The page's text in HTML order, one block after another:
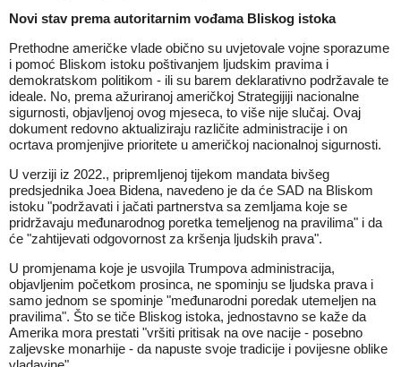
Novi stav prema autoritarnim vođama Bliskog istoka
Prethodne američke vlade obično su uvjetovale vojne sporazume
i pomoć Bliskom istoku poštivanjem ljudskim pravima i
demokratskom politikom - ili su barem deklarativno podržavale te
ideale. No, prema ažuriranoj američkoj Strategijiji nacionalne
sigurnosti, objavljenoj ovog mjeseca, to više nije slučaj. Ovaj
dokument redovno aktualiziraju različite administracije i on
ocrtava promjenjive prioritete u američkoj nacionalnoj sigurnosti.
U verziji iz 2022., pripremljenoj tijekom mandata bivšeg
predsjednika Joea Bidena, navedeno je da će SAD na Bliskom
istoku "podržavati i jačati partnerstva sa zemljama koje se
pridržavaju međunarodnog poretka temeljenog na pravilima" i da
će "zahtijevati odgovornost za kršenja ljudskih prava".
U promjenama koje je usvojila Trumpova administracija,
objavljenim početkom prosinca, ne spominju se ljudska prava i
samo jednom se spominje "međunarodni poredak utemeljen na
pravilima". Što se tiče Bliskog istoka, jednostavno se kaže da
Amerika mora prestati "vršiti pritisak na ove nacije - posebno
zaljevske monarhije - da napuste svoje tradicije i povijesne oblike